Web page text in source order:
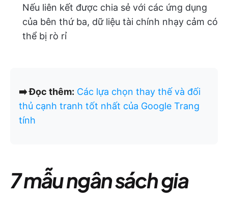
Nếu liên kết được chia sẻ với các ứng dụng
của bên thứ ba, dữ liệu tài chính nhạy cảm có
thể bị rò rỉ
➡️ Đọc thêm: Các lựa chọn thay thế và đối
thủ cạnh tranh tốt nhất của Google Trang
tính
7 mẫu ngân sách gia